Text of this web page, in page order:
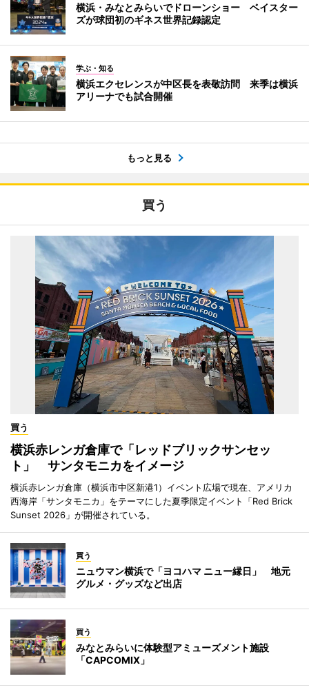
横浜・みなとみらいでドローンショー ベイスター
ズが球団初のギネス世界記録認定
学ぶ・知る
横浜エクセレンスが中区長を表敬訪問 来季は横浜
アリーナでも試合開催
もっと見る
買う
買う
横浜赤レンガ倉庫で「レッドブリックサンセッ
ト」 サンタモニカをイメージ
横浜赤レンガ倉庫（横浜市中区新港1）イベント広場で現在、アメリカ
西海岸「サンタモニカ」をテーマにした夏季限定イベント「Red Brick
Sunset 2026」が開催されている。
買う
ニュウマン横浜で「ヨコハマ ニュー縁日」 地元
グルメ・グッズなど出店
買う
みなとみらいに体験型アミューズメント施設
「CAPCOMIX」